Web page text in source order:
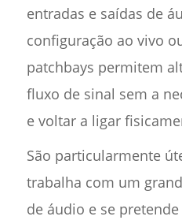
entradas e saídas de
configuração ao vivo
patchbays permitem
fluxo de sinal sem a
e voltar a ligar
São particularmente
trabalha com um
de áudio e se